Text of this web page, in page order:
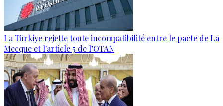
La Türkiye rejette toute incompatibilité entre le pacte de La
Mecque et l'article 5 de l’OTAN